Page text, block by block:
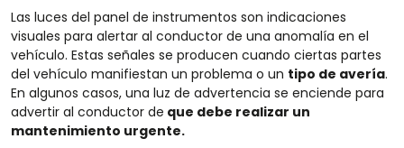
Las luces del panel de instrumentos son indicaciones
visuales para alertar al conductor de una anomalía en el
vehículo. Estas señales se producen cuando ciertas partes
del vehículo manifiestan un problema o un tipo de avería.
En algunos casos, una luz de advertencia se enciende para
advertir al conductor de que debe realizar un
mantenimiento urgente.